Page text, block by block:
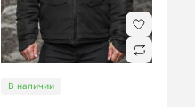
В наличии